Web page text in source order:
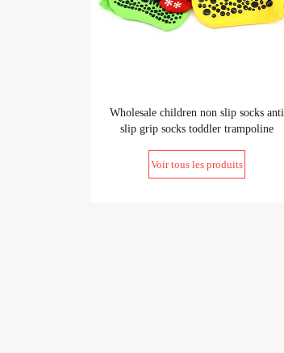
Wholesale children non slip socks anti
slip grip socks toddler trampoline
Voir tous les produits